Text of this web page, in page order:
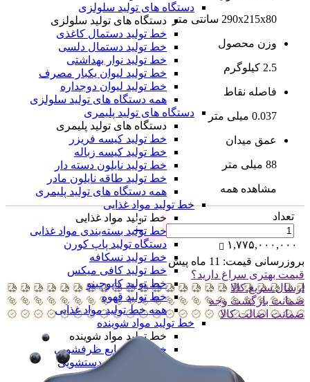
دستگاه های تولید سلولزی
دستگاه های تولید سلولزی
خط تولید دستمال کاغذی
خط تولید دستمال دلسی
خط تولید نوار بهداشتی
خط تولید لیوان یکبار مصرف
خط تولید لیوان دوجداره
همه دستگاه های تولید سلولزی
دستگاه های تولید پلیمری
دستگاه های تولید پلیمری
خط تولید کیسه فریزر
خط تولید کیسه زباله
خط تولید نایلون دسته دار
خط تولید طاقه نایلون مادر
همه دستگاه های تولید پلیمری
خط تولید مواد غذایی
خط تولید مواد غذایی
خط تولید بسته‌بندی مواد غذایی
دستگاه تولید پاپ کورن
خط تولید نسکافه
خط تولید کافی میکس
خط تولید کاپوچینو
خط تولید قهوه
همه خط تولید مواد غذایی
خط تولید مواد شوینده
خط تولید مواد شوینده
خط تولید مایع ظرفشویی
خط تولید مایع دستشویی
خط تولید پودر شوینده
290x215x80 سانتی متر
وزن محصول
2.5 کیلوگرم
فاصله نقاط
0.037 میلی متر
عمق میدان
88 میلی متر
مشاهده همه
تعداد
۱,۷۷۵,۰۰۰,۰۰۰
بروزرسانی قیمت: 11 ماه پیش
قیمت بهتری سراغ دارید؟
ارسال سریع کالا
ضمانت بازگشت وجه
ضمانت اضالت کالا